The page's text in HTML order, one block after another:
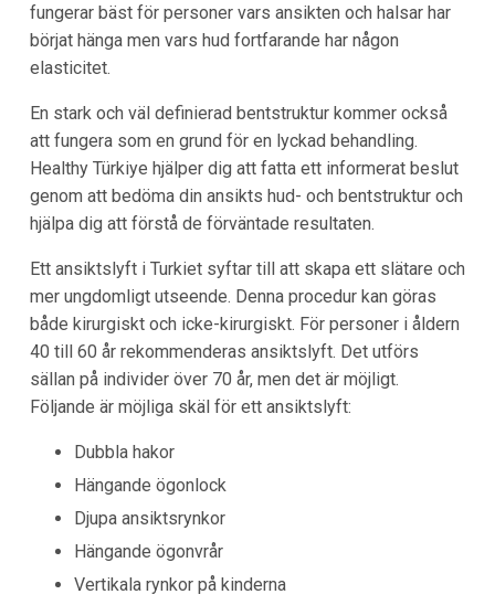
fungerar bäst för personer vars ansikten och halsar har
börjat hänga men vars hud fortfarande har någon
elasticitet.
En stark och väl definierad bentstruktur kommer också
att fungera som en grund för en lyckad behandling.
Healthy Türkiye hjälper dig att fatta ett informerat beslut
genom att bedöma din ansikts hud- och bentstruktur och
hjälpa dig att förstå de förväntade resultaten.
Ett ansiktslyft i Turkiet syftar till att skapa ett slätare och
mer ungdomligt utseende. Denna procedur kan göras
både kirurgiskt och icke-kirurgiskt. För personer i åldern
40 till 60 år rekommenderas ansiktslyft. Det utförs
sällan på individer över 70 år, men det är möjligt.
Följande är möjliga skäl för ett ansiktslyft:
Dubbla hakor
Hängande ögonlock
Djupa ansiktsrynkor
Hängande ögonvrår
Vertikala rynkor på kinderna